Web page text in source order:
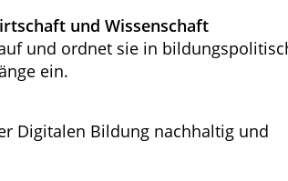
und Wissenschaft
und ordnet sie in
ein.
Digitalen Bildung nachhaltig und